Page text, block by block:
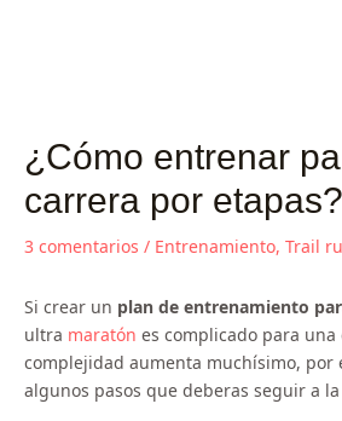
¿Cómo entrenar
carrera por etapas?
3 comentarios / Entrenamiento, Trail
Si crear un plan de entrenamiento
ultra maratón es complicado para
complejidad aumenta muchísimo, por
algunos pasos que deberas seguir a